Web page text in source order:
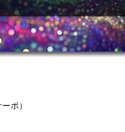
ボ）